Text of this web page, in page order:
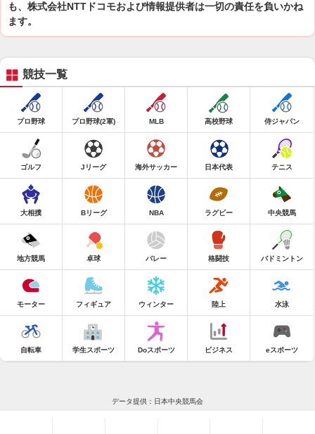
も、株式会社NTTドコモおよび情報提供者は一切の責任を負いかね
ます。
競技一覧
プロ野球 プロ野球(2軍) MLB 高校野球 侍ジャパン
ゴルフ Jリーグ 海外サッカー 日本代表 テニス
大相撲 Bリーグ NBA ラグビー 中央競馬
地方競馬 卓球 バレー 格闘技 バドミントン
モーター フィギュア ウィンター 陸上 水泳
自転車 学生スポーツ Doスポーツ ビジネス eスポーツ
データ提供：日本中央競馬会